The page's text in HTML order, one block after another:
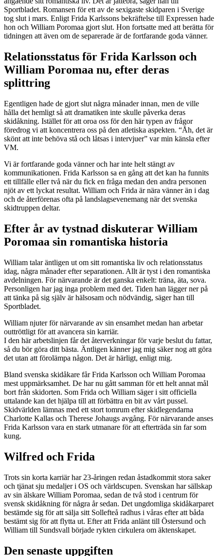
Sportbladet. Romansen för ett av de sexigaste skidparen i Sverige
tog slut i mars. Enligt Frida Karlssons bekräftelse till Expressen hade
hon och William Poromaa gjort slut. Hon fortsatte med att berätta för
tidningen att även om de separerade är de fortfarande goda vänner.
Relationsstatus för Frida Karlsson och
William Poromaa nu, efter deras
splittring
Egentligen hade de gjort slut några månader innan, men de ville
hålla det hemligt så att dramatiken inte skulle påverka deras
skidåkning. Istället för att oroa oss för den här typen av frågor
föredrog vi att koncentrera oss på den atletiska aspekten. “Åh, det är
skönt att inte behöva stå och låtsas i intervjuer” var min känsla efter
VM.
Vi är fortfarande goda vänner och har inte helt stängt av
kommunikationen. Frida Karlsson sa en gång att det kan ha funnits
ett tillfälle eller två när du fick en fråga medan den andra personen
njöt av ett lyckat resultat. William och Frida är nära vänner än i dag
och de återförenas ofta på landslagsevenemang när det svenska
skidtruppen deltar.
Efter år av tystnad diskuterar William
Poromaa sin romantiska historia
William talar äntligen ut om sitt romantiska liv och relationsstatus
idag, några månader efter separationen. Allt är tyst i den romantiska
avdelningen. För närvarande är det ganska enkelt: träna, äta, sova.
Personligen har jag inga problem med det. Tiden han lägger ner på
att tänka på sig själv är hälsosam och nödvändig, säger han till
Sportbladet.
William njuter för närvarande av sin ensamhet medan han arbetar
outtröttligt för att avancera sin karriär.
I den här arbetslinjen får det återverkningar för varje beslut du fattar,
så du bör göra ditt bästa. Äntligen känner jag mig säker nog att göra
det utan att förolämpa någon. Det är härligt, enligt mig.
Bland svenska skidåkare får Frida Karlsson och William Poromaa
mest uppmärksamhet. De har nu gått samman för ett helt annat mål
bort från skidorten. Som Frida och William säger i sitt officiella
uttalande kan det hjälpa till att förbättra en bit av vårt pussel.
Skidvärlden lämnas med ett stort tomrum efter skidlegendarna
Charlotte Kallas och Therese Johaugs avgång. För närvarande anses
Frida Karlsson vara en stark utmanare för att efterträda sin far som
kung.
Wilfred och Frida
Trots sin korta karriär har 23-åringen redan åstadkommit stora saker
och tjänat sju medaljer i OS och världscupen. Svenskan har sällskap
av sin älskare William Poromaa, sedan de två stod i centrum för
svensk skidåkning för några år sedan. Det ungdomliga skidåkarparet
bestämde sig för att sälja sitt Sollefteå radhus i våras efter att båda
bestämt sig för att flytta ut. Efter att Frida anlänt till Östersund och
William till Sundsvall började rykten cirkulera om äktenskapet.
Den senaste uppgiften